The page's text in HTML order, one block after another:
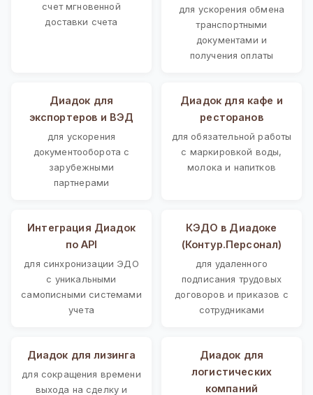
счет мгновенной
доставки счета
для ускорения обмена
транспортными
документами и
получения оплаты
Диадок для
экспортеров и ВЭД
для ускорения
документооборота с
зарубежными
партнерами
Диадок для кафе и
ресторанов
для обязательной работы
с маркировкой воды,
молока и напитков
Интеграция Диадок
по API
для синхронизации ЭДО
с уникальными
самописными системами
учета
КЭДО в Диадоке
(Контур.Персонал)
для удаленного
подписания трудовых
договоров и приказов с
сотрудниками
Диадок для лизинга
для сокращения времени
выхода на сделку и
Диадок для
логистических
компаний